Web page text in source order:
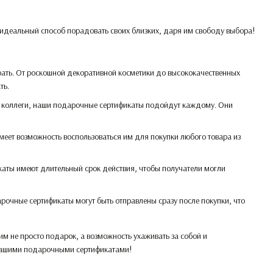
способ порадовать своих близких, даря им свободу выбора!
От роскошной декоративной косметики до высококачественных
наши подарочные сертификаты подойдут каждому. Они
возможность воспользоваться им для покупки любого товара из
имеют длительный срок действия, чтобы получатели могли
сертификаты могут быть отправлены сразу после покупки, что
не просто подарок, а возможность ухаживать за собой и
подарочными сертификатами!